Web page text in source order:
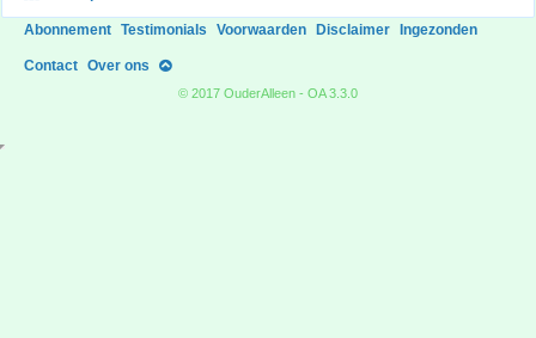
Abonnement Testimonials Voorwaarden Disclaimer Ingezonden
Contact Over ons
© 2017 OuderAlleen - OA 3.3.0